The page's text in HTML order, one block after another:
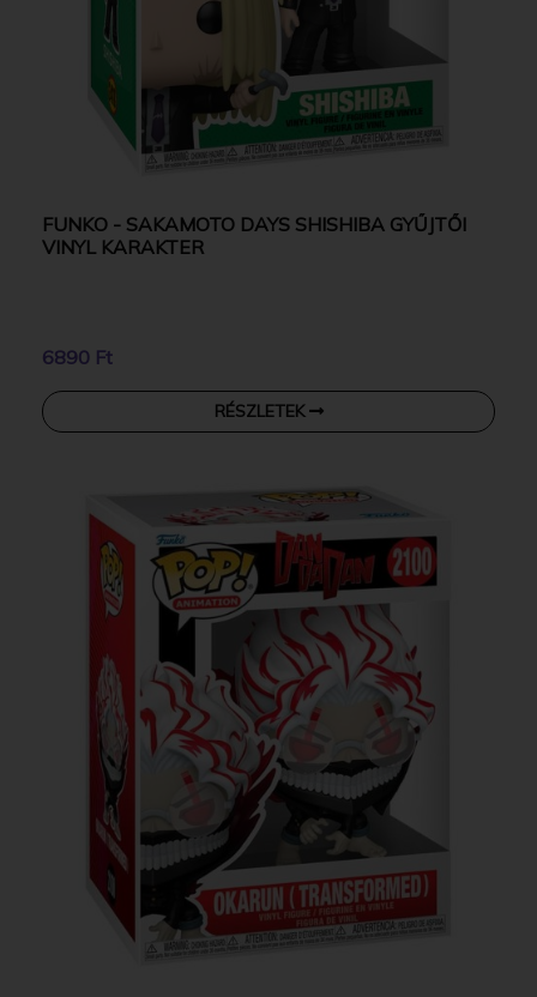
FUNKO - SAKAMOTO DAYS SHISHIBA GYŰJTŐI
VINYL KARAKTER
6890 Ft
RÉSZLETEK